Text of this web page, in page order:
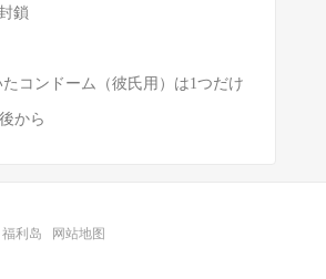
鎖
コンドーム（彼氏用）は1つだけ
から
福利岛 网站地图